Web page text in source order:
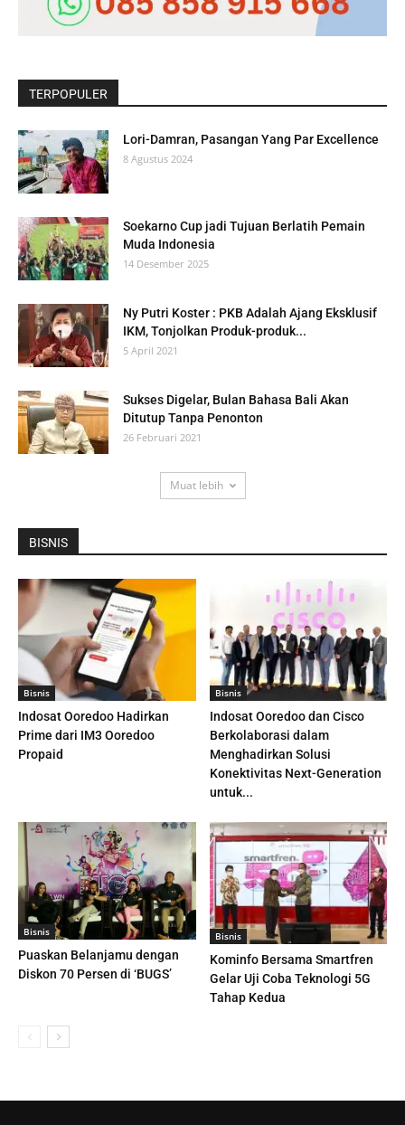
TERPOPULER
Lori-Damran, Pasangan Yang Par Excellence
8 Agustus 2024
Soekarno Cup jadi Tujuan Berlatih Pemain
Muda Indonesia
14 Desember 2025
Ny Putri Koster : PKB Adalah Ajang Eksklusif
IKM, Tonjolkan Produk-produk...
5 April 2021
Sukses Digelar, Bulan Bahasa Bali Akan
Ditutup Tanpa Penonton
26 Februari 2021
Muat lebih
BISNIS
Bisnis
Indosat Ooredoo Hadirkan
Prime dari IM3 Ooredoo
Propaid
Bisnis
Indosat Ooredoo dan Cisco
Berkolaborasi dalam
Menghadirkan Solusi
Konektivitas Next-Generation
untuk...
Bisnis
Puaskan Belanjamu dengan
Diskon 70 Persen di ‘BUGS’
Bisnis
Kominfo Bersama Smartfren
Gelar Uji Coba Teknologi 5G
Tahap Kedua